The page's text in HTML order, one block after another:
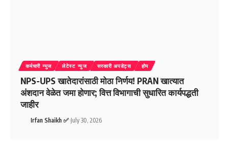
कर्मचारी न्युज लेटेस्ट न्युज सरकारी अपडेट्स होम
NPS-UPS खातेदारांसाठी मोठा निर्णय! PRAN खात्यात
अंशदान वेळेत जमा होणार; वित्त विभागाची सुधारित कार्यपद्धती
जाहीर
Irfan Shaikh ✅ July 30, 2026